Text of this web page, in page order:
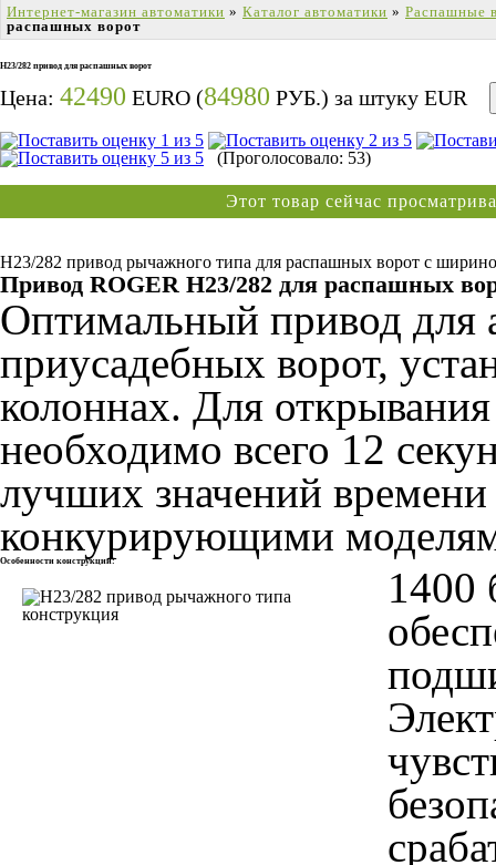
Интернет-магазин автоматики » Каталог автоматики » Распашные
распашных ворот
H23/282 привод для распашных ворот
Цена: 42490 EURO (84980 РУБ.) за штуку EUR
(Проголосовало: 53)
Этот товар сейчас
H23/282 привод рычажного типа для распашных ворот с
Привод ROGER H23/282 для распашных
Оптимальный привод для
приусадебных ворот,
колоннах. Для
необходимо всего 12
лучших значений
конкурирующими
Особенности конструкции:
1400